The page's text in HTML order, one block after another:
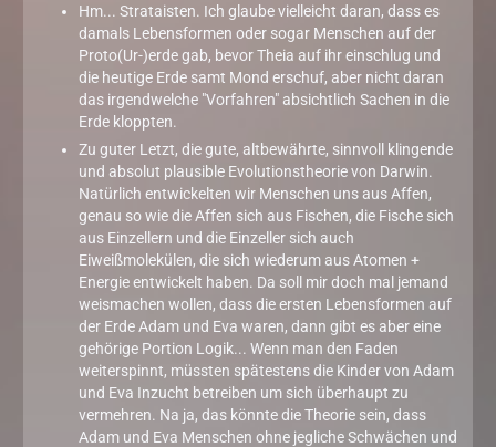
Hm... Strataisten. Ich glaube vielleicht daran, dass es
damals Lebensformen oder sogar Menschen auf der
Proto(Ur-)erde gab, bevor Theia auf ihr einschlug und
die heutige Erde samt Mond erschuf, aber nicht daran
das irgendwelche "Vorfahren" absichtlich Sachen in die
Erde kloppten.
Zu guter Letzt, die gute, altbewährte, sinnvoll klingende
und absolut plausible Evolutionstheorie von Darwin.
Natürlich entwickelten wir Menschen uns aus Affen,
genau so wie die Affen sich aus Fischen, die Fische sich
aus Einzellern und die Einzeller sich auch
Eiweißmolekülen, die sich wiederum aus Atomen +
Energie entwickelt haben. Da soll mir doch mal jemand
weismachen wollen, dass die ersten Lebensformen auf
der Erde Adam und Eva waren, dann gibt es aber eine
gehörige Portion Logik... Wenn man den Faden
weiterspinnt, müssten spätestens die Kinder von Adam
und Eva Inzucht betreiben um sich überhaupt zu
vermehren. Na ja, das könnte die Theorie sein, dass
Adam und Eva Menschen ohne jegliche Schwächen und